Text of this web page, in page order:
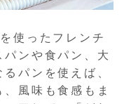
使ったフレンチ
ンや食パン、大
パンを使えば、
風味も食感もま